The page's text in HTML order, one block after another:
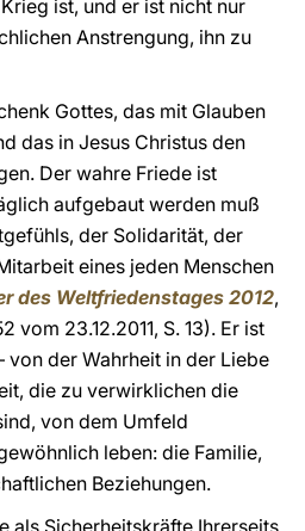
ist, und er ist nicht nur
Anstrengung, ihn zu
Gottes, das mit Glauben
das in Jesus Christus den
Der wahre Friede ist
aufgebaut werden muß
der Solidarität, der
eines jeden Menschen
des Weltfriedenstages 2012,
vom 23.12.2011, S. 13). Er ist
von der Wahrheit in der Liebe
die zu verwirklichen die
von dem Umfeld
leben: die Familie,
Beziehungen.
als Sicherheitskräfte Ihrerseits